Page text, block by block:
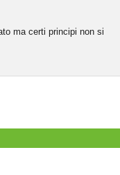
ma certi principi non si